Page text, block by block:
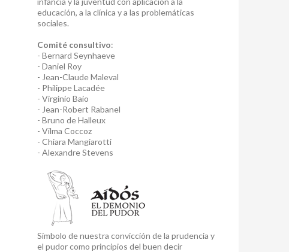
educación, a la clínica y a las problemáticas
sociales.
Comité consultivo:
- Bernard Seynhaeve
- Daniel Roy
- Jean-Claude Maleval
- Philippe Lacadée
- Virginio Baio
- Jean-Robert Rabanel
- Bruno de Halleux
- Vilma Coccoz
- Chiara Mangiarotti
- Alexandre Stevens
Símbolo de nuestra convicción de la prudencia y
el pudor como principios del buen decir